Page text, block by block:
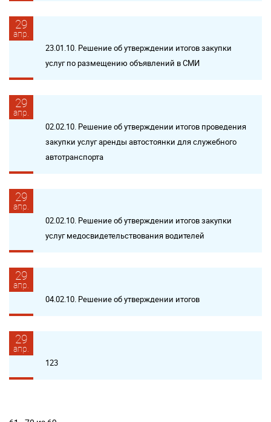
29
апр.
23.01.10. Решение об утверждении итогов закупки
услуг по размещению объявлений в СМИ
29
апр.
02.02.10. Решение об утверждении итогов проведения
закупки услуг аренды автостоянки для служебного
автотранспорта
29
апр.
02.02.10. Решение об утверждении итогов закупки
услуг медосвидетельствования водителей
29
апр.
04.02.10. Решение об утверждении итогов
29
апр.
123